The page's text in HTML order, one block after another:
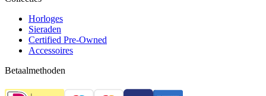
Horloges
Sieraden
Certified Pre-Owned
Accessoires
Betaalmethoden